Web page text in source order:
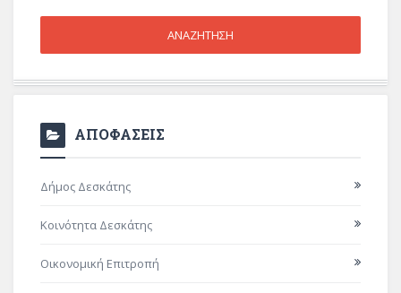
ΑΠΟΦΑΣΕΙΣ
Δήμος Δεσκάτης
Κοινότητα Δεσκάτης
Οικονομική Επιτροπή